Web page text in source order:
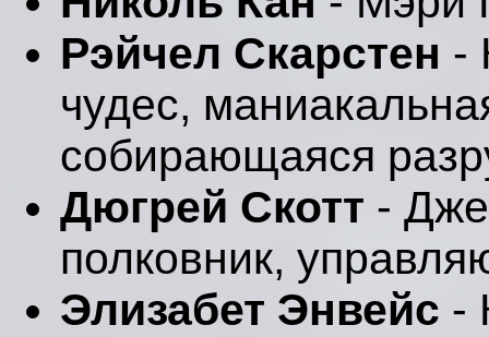
Рэйчел Скарстен -
чудес,
собирающаяся
Дюгрей Скотт -
полковник,
Элизабет Энвейс -